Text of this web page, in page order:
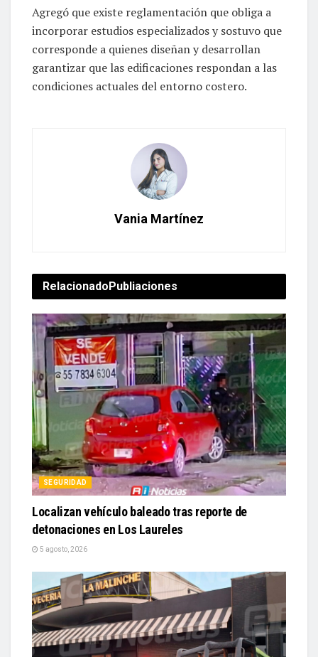
Agregó que existe reglamentación que obliga a
incorporar estudios especializados y sostuvo que
corresponde a quienes diseñan y desarrollan
garantizar que las edificaciones respondan a las
condiciones actuales del entorno costero.
Vania Martínez
RelacionadoPubliaciones
SEGURIDAD
Localizan vehículo baleado tras reporte de
detonaciones en Los Laureles
5 agosto, 2026